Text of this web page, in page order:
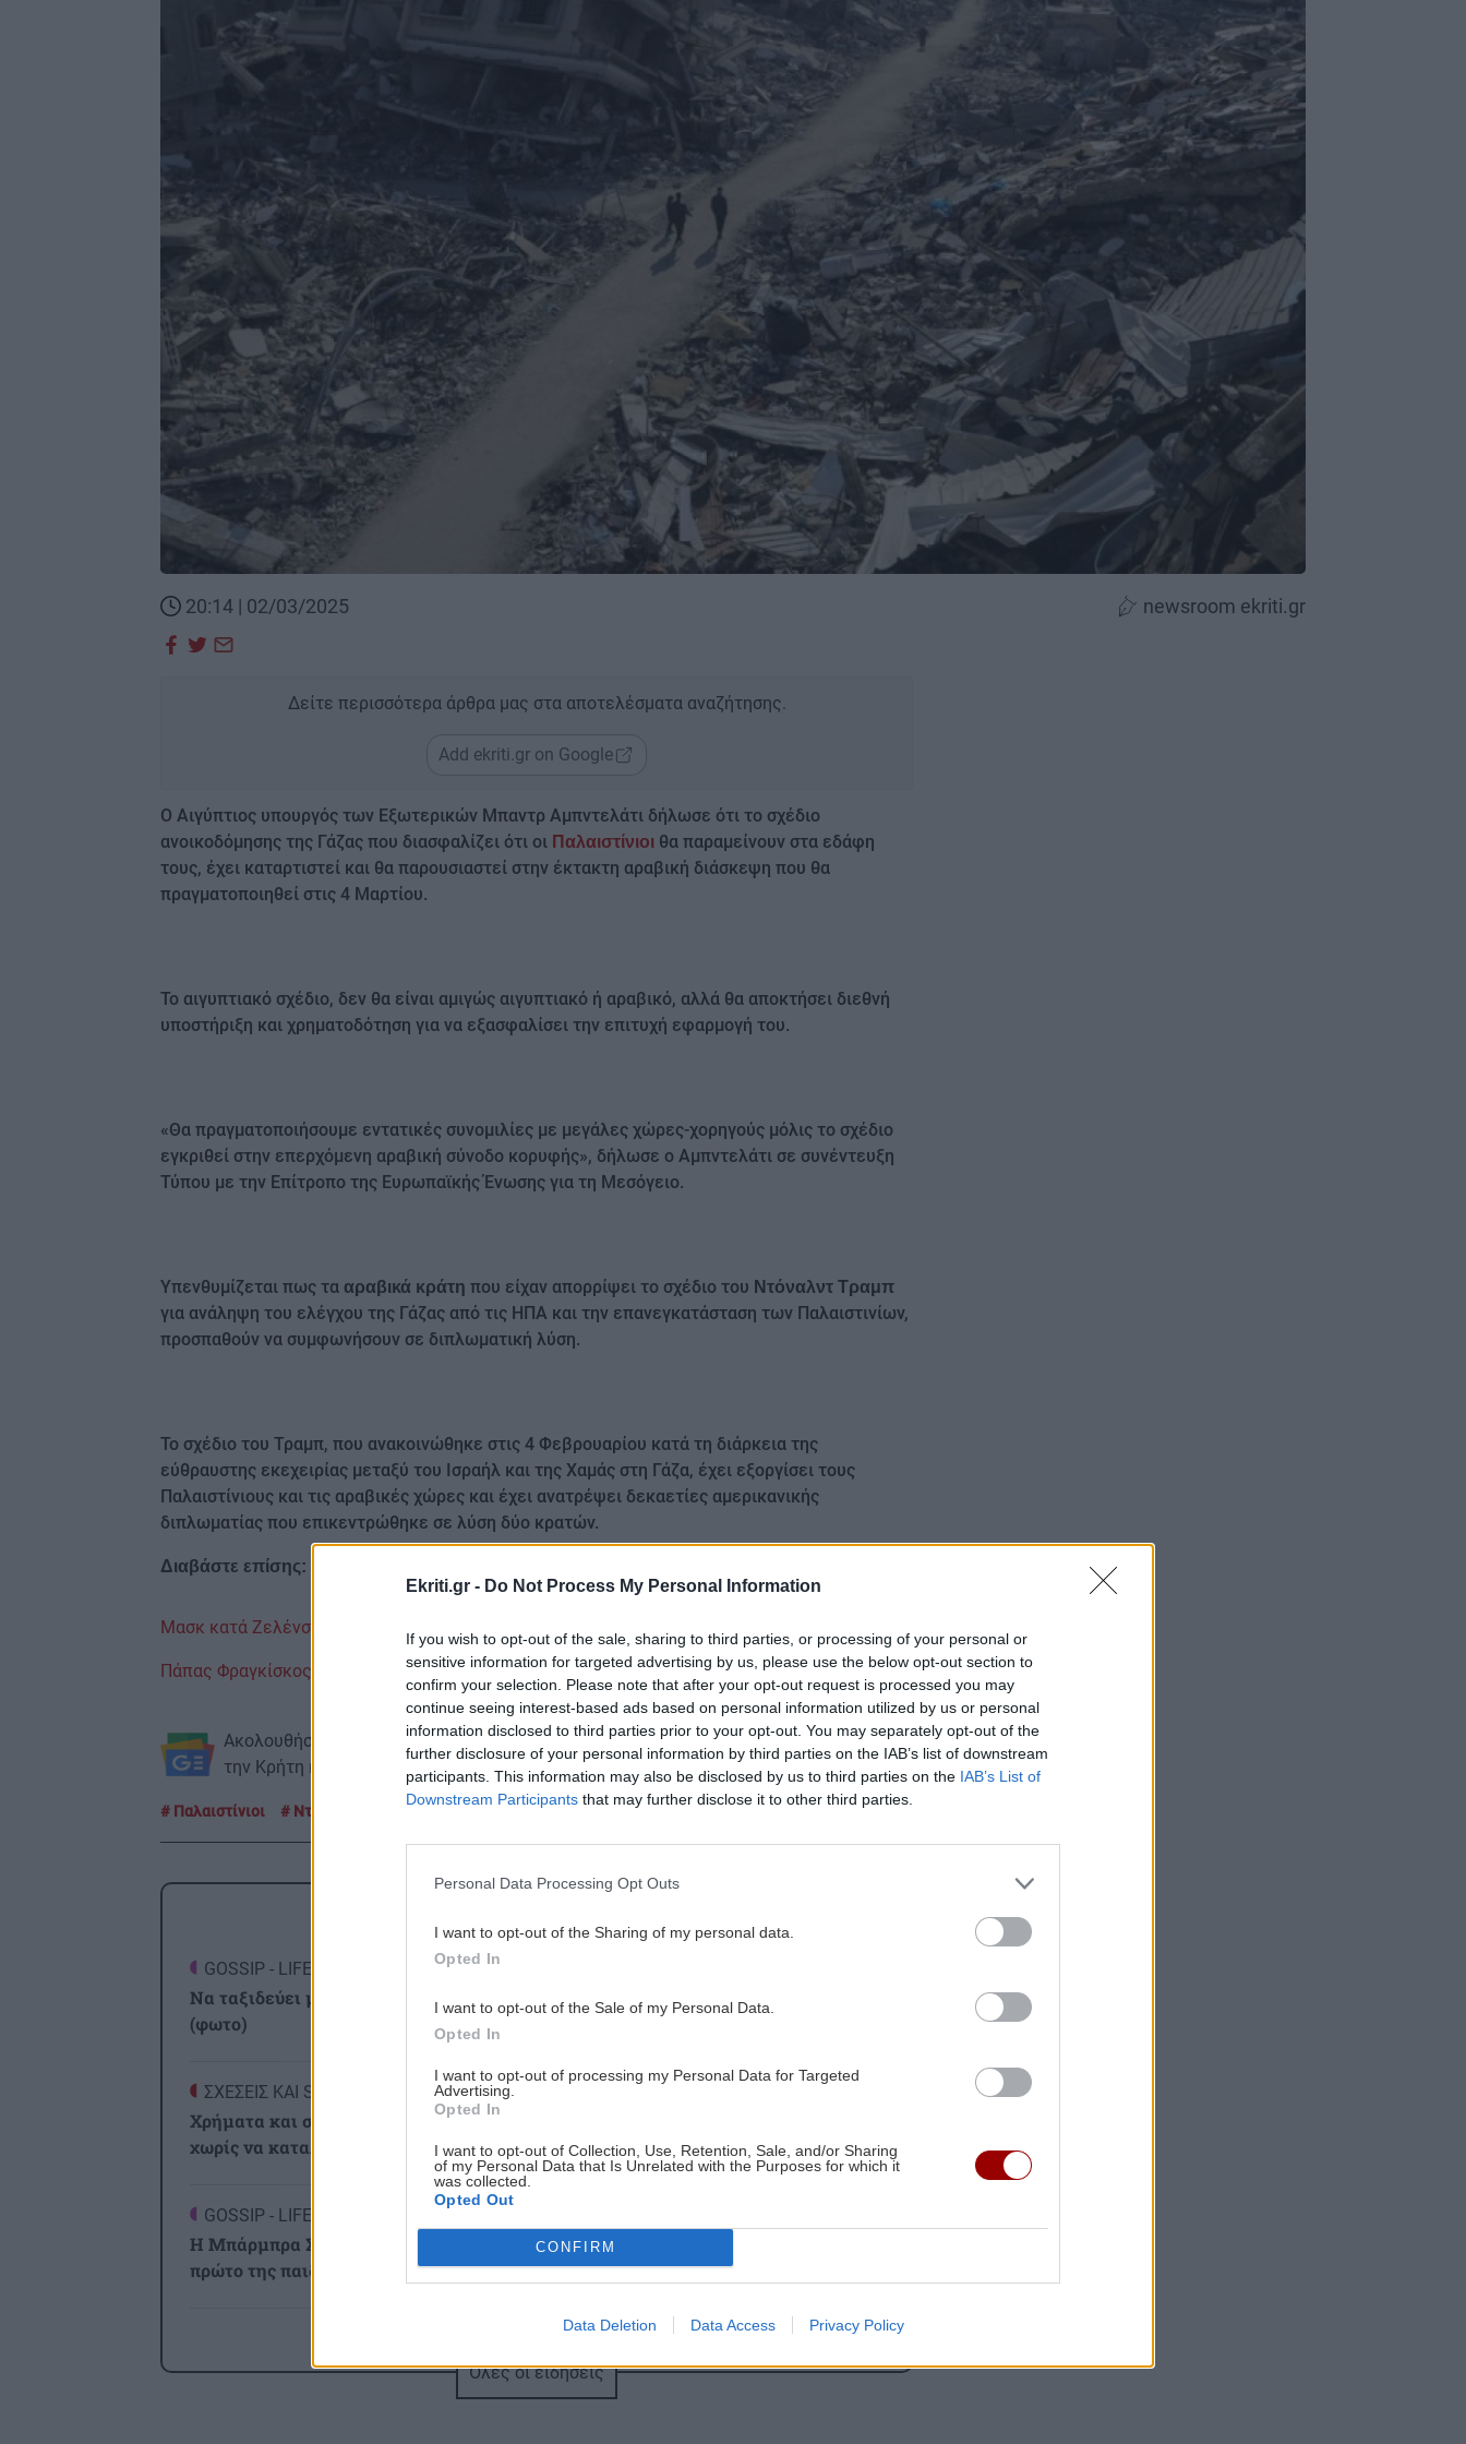
Ekriti.gr - Do Not Process My Personal Information
If you wish to opt-out of the sale, sharing to third parties, or processing of your personal or
sensitive information for targeted advertising by us, please use the below opt-out section to
confirm your selection. Please note that after your opt-out request is processed you may
continue seeing interest-based ads based on personal information utilized by us or personal
information disclosed to third parties prior to your opt-out. You may separately opt-out of the
further disclosure of your personal information by third parties on the IAB’s list of downstream
participants. This information may also be disclosed by us to third parties on the IAB’s List of
Downstream Participants that may further disclose it to other third parties.
Personal Data Processing Opt Outs
I want to opt-out of the Sharing of my personal data.
Opted In
I want to opt-out of the Sale of my Personal Data.
Opted In
I want to opt-out of processing my Personal Data for Targeted
Advertising.
Opted In
I want to opt-out of Collection, Use, Retention, Sale, and/or Sharing
of my Personal Data that Is Unrelated with the Purposes for which it
was collected.
Opted Out
CONFIRM
Data Deletion Data Access Privacy Policy
20:14 | 02/03/2025 newsroom ekriti.gr
Δείτε περισσότερα άρθρα μας στα αποτελέσματα αναζήτησης.
Add ekriti.gr on Google
Ο Αιγύπτιος υπουργός των Εξωτερικών Μπαντρ Αμπντελάτι δήλωσε ότι το σχέδιο
ανοικοδόμησης της Γάζας που διασφαλίζει ότι οι Παλαιστίνιοι θα παραμείνουν στα εδάφη
τους, έχει καταρτιστεί και θα παρουσιαστεί στην έκτακτη αραβική διάσκεψη που θα
πραγματοποιηθεί στις 4 Μαρτίου.
Το αιγυπτιακό σχέδιο, δεν θα είναι αμιγώς αιγυπτιακό ή αραβικό, αλλά θα αποκτήσει διεθνή
υποστήριξη και χρηματοδότηση για να εξασφαλίσει την επιτυχή εφαρμογή του.
«Θα πραγματοποιήσουμε εντατικές συνομιλίες με μεγάλες χώρες-χορηγούς μόλις το σχέδιο
εγκριθεί στην επερχόμενη αραβική σύνοδο κορυφής», δήλωσε ο Αμπντελάτι σε συνέντευξη
Τύπου με την Επίτροπο της Ευρωπαϊκής Ένωσης για τη Μεσόγειο.
Υπενθυμίζεται πως τα αραβικά κράτη που είχαν απορρίψει το σχέδιο του Ντόναλντ Τραμπ
για ανάληψη του ελέγχου της Γάζας από τις ΗΠΑ και την επανεγκατάσταση των Παλαιστινίων,
προσπαθούν να συμφωνήσουν σε διπλωματική λύση.
Το σχέδιο του Τραμπ, που ανακοινώθηκε στις 4 Φεβρουαρίου κατά τη διάρκεια της
εύθραυστης εκεχειρίας μεταξύ του Ισραήλ και της Χαμάς στη Γάζα, έχει εξοργίσει τους
Παλαιστίνιους και τις αραβικές χώρες και έχει ανατρέψει δεκαετίες αμερικανικής
διπλωματίας που επικεντρώθηκε σε λύση δύο κρατών.
Διαβάστε επίσης:
Μασκ κατά Ζελένσκι: Είναι άκαρδος και απάνθρωπος
Πάπας Φραγκίσκος: «Νιώθω να με στηρίζει όλο το ποίμνιο του Θεού»
Ακολουθήστε το ekriti.gr στοGoogle News και μάθετε πρώτοι όλες τις ειδήσεις για
την Κρήτη και όχι μόνο.
Παλαιστίνιοι Ντόναλντ Τραμπ
ΡΟΗ ΕΙΔΗΣΕΩΝ
07:00
GOSSIP - LIFESTYLE
Να ταξιδεύει μες στη θάλασσα η ψυχή
(φωτο)
00:00
ΣΧΕΣΕΙΣ ΚΑΙ SEX
Χρήματα και σχέση: Πώς να μιλήσετε
χωρίς να καταλήξετε σε καβγά
GOSSIP - LIFESTYLE
Η Μπάρμπρα Στρέιζαντ υπογράφει το
πρώτο της παιδικό βιβλίο
Europa League: Η Άντερλεχτ νίκησε 1-0
τον ΠΑΟΚ στην Τούμπα κι όλα θα
Το τέλος μιας εποχής για το Allou! Fun
Park - Η περιοχή γυρίζει σελίδα
Σαναμπρία
Η ζέστη και ο καπνός από πυρκαγιές
θέτουν σε κίνδυνο τον αέρα σε
μελέτη
Όλες οι ειδήσεις